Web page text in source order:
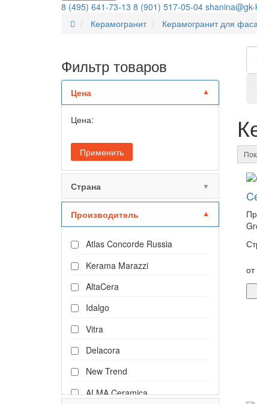
8 (495) 641-73-13 8 (901) 517-05-04
Керамогранит
Керамогранит для
Фильтр товаров
Цена ▼
Цена:
Страна ▼
Производитель ▼
Atlas Concorde Russia
Kerama Marazzi
AltaCera
Idalgo
Vitra
Delacora
New Trend
ALMA Ceramica